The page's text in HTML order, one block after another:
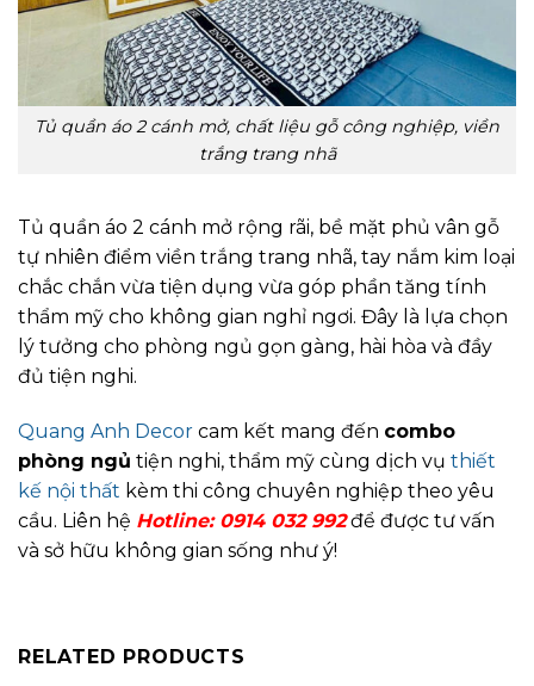
Tủ quần áo 2 cánh mở, chất liệu gỗ công nghiệp, viền
trắng trang nhã
Tủ quần áo 2 cánh mở rộng rãi, bề mặt phủ vân gỗ
tự nhiên điểm viền trắng trang nhã, tay nắm kim loại
chắc chắn vừa tiện dụng vừa góp phần tăng tính
thẩm mỹ cho không gian nghỉ ngơi. Đây là lựa chọn
lý tưởng cho phòng ngủ gọn gàng, hài hòa và đầy
đủ tiện nghi.
Quang Anh Decor cam kết mang đến combo
phòng ngủ tiện nghi, thẩm mỹ cùng dịch vụ thiết
kế nội thất kèm thi công chuyên nghiệp theo yêu
cầu. Liên hệ Hotline: 0914 032 992để được tư vấn
và sở hữu không gian sống như ý!
RELATED PRODUCTS